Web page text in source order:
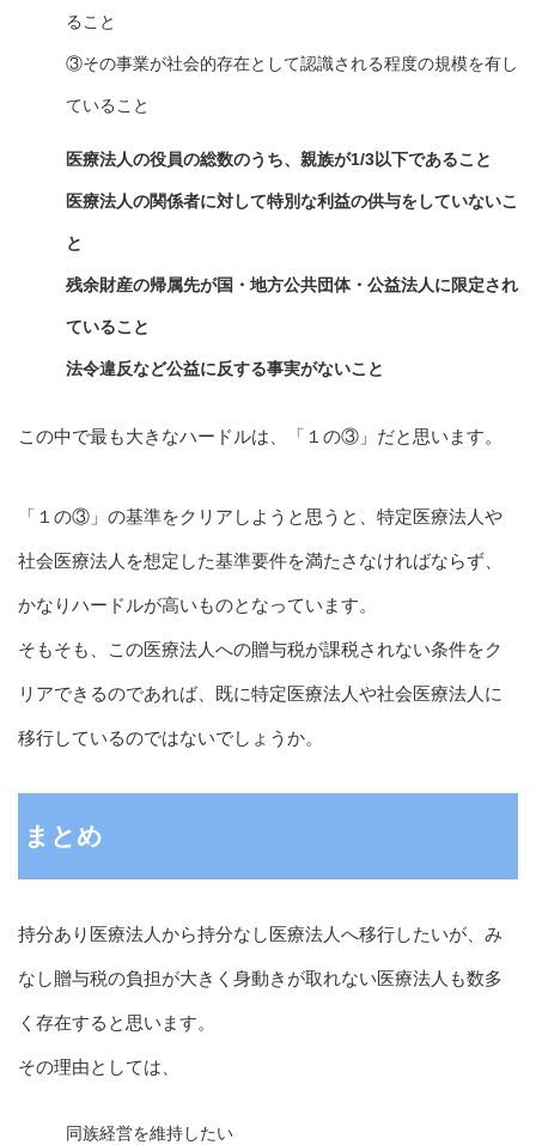
ること
③その事業が社会的存在として認識される程度の規模を有し
ていること
医療法人の役員の総数のうち、親族が1/3以下であること
医療法人の関係者に対して特別な利益の供与をしていないこ
と
残余財産の帰属先が国・地方公共団体・公益法人に限定され
ていること
法令違反など公益に反する事実がないこと
この中で最も大きなハードルは、「１の③」だと思います。
「１の③」の基準をクリアしようと思うと、特定医療法人や
社会医療法人を想定した基準要件を満たさなければならず、
かなりハードルが高いものとなっています。
そもそも、この医療法人への贈与税が課税されない条件をク
リアできるのであれば、既に特定医療法人や社会医療法人に
移行しているのではないでしょうか。
まとめ
持分あり医療法人から持分なし医療法人へ移行したいが、み
なし贈与税の負担が大きく身動きが取れない医療法人も数多
く存在すると思います。
その理由としては、
同族経営を維持したい